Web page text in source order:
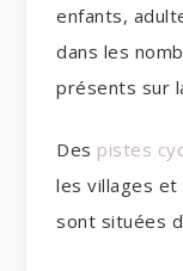
enfants,
dans les
présents sur
Des pistes
les villages
sont situées